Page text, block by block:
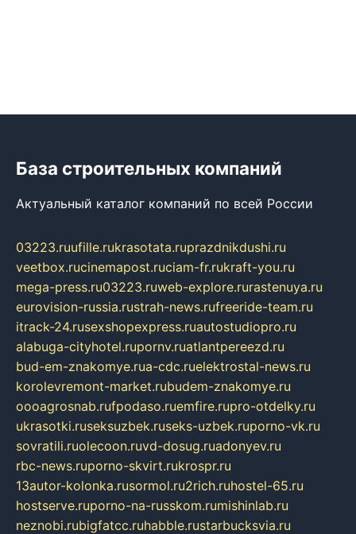
База строительных компаний
Актуальный каталог компаний по всей России
03223.ruufille.rukrasotata.ruprazdnikdushi.ru
veetbox.rucinemapost.ruciam-fr.rukraft-you.ru
mega-press.ru03223.ruweb-explore.rurastenuya.ru
eurovision-russia.rustrah-news.rufreeride-team.ru
itrack-24.rusexshopexpress.ruautostudiopro.ru
alabuga-cityhotel.rupornv.ruatlantpereezd.ru
bud-em-znakomye.rua-cdc.ruelektrostal-news.ru
korolevremont-market.rubudem-znakomye.ru
oooagrosnab.rufpodaso.ruemfire.rupro-otdelky.ru
ukrasotki.ruseksuzbek.ruseks-uzbek.ruporno-vk.ru
sovratili.ruolecoon.ruvd-dosug.ruadonyev.ru
rbc-news.ruporno-skvirt.rukrospr.ru
13autor-kolonka.rusormol.ru2rich.ruhostel-65.ru
hostserve.ruporno-na-russkom.rumishinlab.ru
neznobi.rubigfatcc.ruhabble.rustarbucksvia.ru